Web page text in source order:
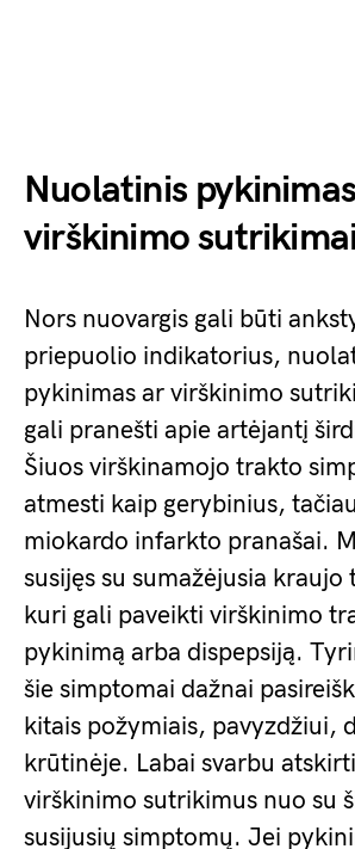
Nuolatinis
virškinimo
Nors nuovargis gali būti
priepuolio indikatorius,
pykinimas ar virškinimo
gali pranešti apie artėjantį
Šiuos virškinamojo trakto
atmesti kaip gerybinius,
miokardo infarkto pranašai.
susijęs su sumažėjusia kraujo
kuri gali paveikti virškinimo
pykinimą arba dispepsiją.
šie simptomai dažnai
kitais požymiais, pavyzdžiui,
krūtinėje. Labai svarbu
virškinimo sutrikimus nuo su
susijusių simptomų. Jei